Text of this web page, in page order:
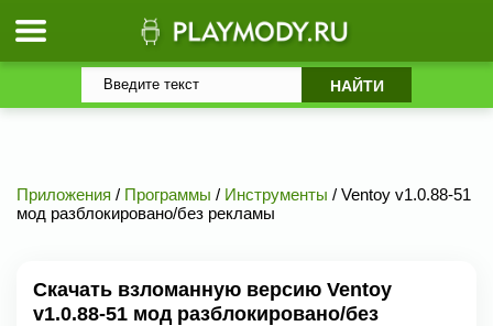
Приложения / Программы / Инструменты / Ventoy v1.0.88-51
мод разблокировано/без рекламы
Скачать взломанную версию Ventoy
v1.0.88-51 мод разблокировано/без